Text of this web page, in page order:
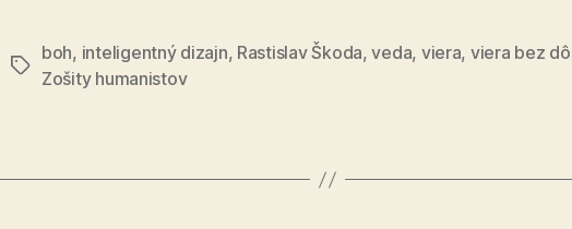
vie,
že
Značky
boh, inteligentný dizajn, Rastislav Škoda,veda, viera, viera bez
Zošity humanistov